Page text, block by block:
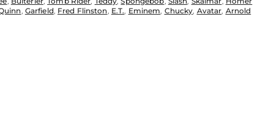
, Garfield, Fred Flinston, E.T., Eminem, Chucky, Avatar, Arnold